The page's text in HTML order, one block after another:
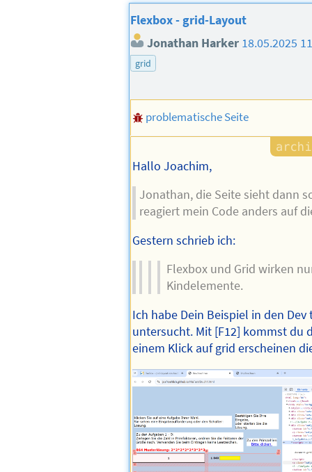
Flexbox - grid-Layout
Jonathan Harker 18.05.2025
grid
problematische Seite
Hallo Joachim,
Jonathan, die Seite sieht dann
reagiert mein Code anders auf
Gestern schrieb ich:
Flexbox und Grid wirken
Kindelemente.
Ich habe Dein Beispiel in den
untersucht. Mit [F12] kommst du
einem Klick auf grid erscheinen